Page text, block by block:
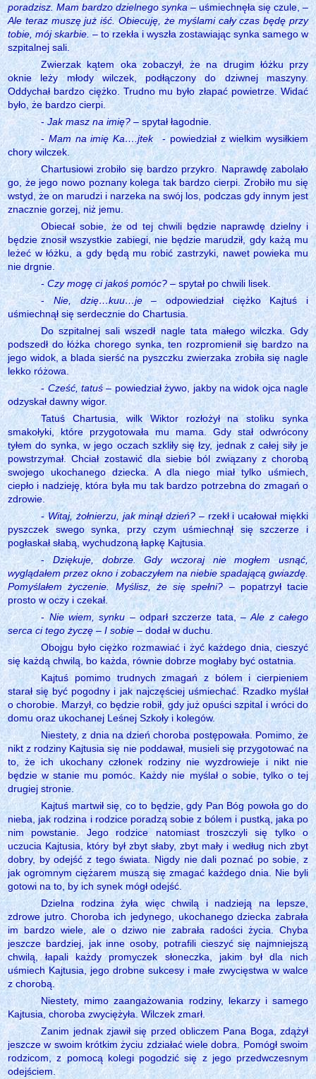
poradzisz. Mam bardzo dzielnego synka – uśmiechnęła się czule, –
Ale teraz muszę już iść. Obiecuję, że myślami cały czas będę przy
tobie, mój skarbie. – to rzekła i wyszła zostawiając synka samego w
szpitalnej sali.
Zwierzak kątem oka zobaczył, że na drugim łóżku przy
oknie leży młody wilczek, podłączony do dziwnej maszyny.
Oddychał bardzo ciężko. Trudno mu było złapać powietrze. Widać
było, że bardzo cierpi.
-Jak masz na imię? – spytał łagodnie.
- Mam na imię Ka….jtek
- powiedział z wielkim wysiłkiem
chory wilczek.
Chartusiowi zrobiło się bardzo przykro. Naprawdę zabolało
go, że jego nowo poznany kolega tak bardzo cierpi. Zrobiło mu się
wstyd, że on marudzi i narzeka na swój los, podczas gdy innym jest
znacznie gorzej, niż jemu.
Obiecał sobie, że od tej chwili będzie naprawdę dzielny i
będzie znosił wszystkie zabiegi, nie będzie marudził, gdy każą mu
leżeć w łóżku, a gdy będą mu robić zastrzyki, nawet powieka mu
nie drgnie.
-Czy mogę ci jakoś pomóc?– spytał po chwili lisek.
- Nie, dzię…kuu…je– odpowiedział ciężko Kajtuś i
uśmiechnął się serdecznie do Chartusia.
Do szpitalnej sali wszedł nagle tata małego wilczka. Gdy
podszedł do łóżka chorego synka, ten rozpromienił się bardzo na
jego widok, a blada sierść na pyszczku zwierzaka zrobiła się nagle
lekko różowa.
- Cześć, tatuś – powiedział żywo, jakby na widok ojca nagle
odzyskał dawny wigor.
Tatuś Chartusia, wilk Wiktor rozłożył na stoliku synka
smakołyki, które przygotowała mu mama. Gdy stał odwrócony
tyłem do synka, w jego oczach szkliły się łzy, jednak z całej siły je
powstrzymał. Chciał zostawić dla siebie ból związany z chorobą
swojego ukochanego dziecka. A dla niego miał tylko uśmiech,
ciepło i nadzieję, która była mu tak bardzo potrzebna do zmagań o
zdrowie.
-Witaj, żołnierzu, jak minął dzień?– rzekł i ucałował miękki
pyszczek swego synka, przy czym uśmiechnął się szczerze i
pogłaskał słabą, wychudzoną łapkę Kajtusia.
-Dziękuje, dobrze. Gdy wczoraj nie mogłem usnąć,
wyglądałem przez okno i zobaczyłem na niebie spadającą gwiazdę.
Pomyślałem życzenie. Myślisz, że się spełni?– popatrzył tacie
prosto w oczy i czekał.
- Nie wiem, synku – odparł szczerze tata, –Ale z całego
serca ci tego życzę– I sobie – dodał w duchu.
Obojgu było ciężko rozmawiać i żyć każdego dnia, cieszyć
się każdą chwilą, bo każda, równie dobrze mogłaby być ostatnia.
Kajtuś pomimo trudnych zmagań z bólem i cierpieniem
starał się być pogodny i jak najczęściej uśmiechać. Rzadko myślał
o chorobie. Marzył, co będzie robił, gdy już opuści szpital i wróci do
domu oraz ukochanej Leśnej Szkoły i kolegów.
Niestety, z dnia na dzień choroba postępowała. Pomimo, że
nikt z rodziny Kajtusia się nie poddawał, musieli się przygotować na
to, że ich ukochany członek rodziny nie wyzdrowieje i nikt nie
będzie w stanie mu pomóc. Każdy nie myślał o sobie, tylko o tej
drugiej stronie.
Kajtuś martwił się, co to będzie, gdy Pan Bóg powoła go do
nieba, jak rodzina i rodzice poradzą sobie z bólem i pustką, jaka po
nim powstanie. Jego rodzice natomiast troszczyli się tylko o
uczucia Kajtusia, który był zbyt słaby, zbyt mały i według nich zbyt
dobry, by odejść z tego świata. Nigdy nie dali poznać po sobie, z
jak ogromnym ciężarem muszą się zmagać każdego dnia. Nie byli
gotowi na to, by ich synek mógł odejść.
Dzielna rodzina żyła więc chwilą i nadzieją na lepsze,
zdrowe jutro. Choroba ich jedynego, ukochanego dziecka zabrała
im bardzo wiele, ale o dziwo nie zabrała radości życia. Chyba
jeszcze bardziej, jak inne osoby, potrafili cieszyć się najmniejszą
chwilą, łapali każdy promyczek słoneczka, jakim był dla nich
uśmiech Kajtusia, jego drobne sukcesy i małe zwycięstwa w walce
z chorobą.
Niestety, mimo zaangażowania rodziny, lekarzy i samego
Kajtusia, choroba zwyciężyła. Wilczek zmarł.
Zanim jednak zjawił się przed obliczem Pana Boga, zdążył
jeszcze w swoim krótkim życiu zdziałać wiele dobra. Pomógł swoim
rodzicom, z pomocą kolegi pogodzić się z jego przedwczesnym
odejściem.